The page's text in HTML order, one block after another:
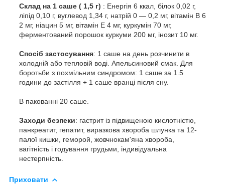
Склад на 1 саше ( 1,5 г) : Енергія 6 ккал, білок 0,02 г,
ліпід 0,10 г, вуглевод 1,34 г, натрій 0 — 0,2 мг, вітамін В 6
2 мг, ніацин 5 мг, вітамін Е 4 мг, куркумін 70 мг,
ферментований порошок куркуми 200 мг, інозит 10 мг.
Спосіб застосування: 1 саше на день розчинити в
холодній або тепловій воді. Апельсиновий смак. Для
боротьби з похмільним синдромом: 1 саше за 1.5
години до застілля + 1 саше вранці після сну.
В пакованні 20 саше.
Заходи безпеки: гастрит із підвищеною кислотністю,
панкреатит, гепатит, виразкова хвороба шлунка та 12-
палої кишки, геморой, жовчнокам'яна хвороба,
вагітність і годування грудьми, індивідуальна
нестерпність.
Приховати